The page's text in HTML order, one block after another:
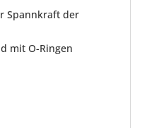
Spannkraft der
mit O-Ringen